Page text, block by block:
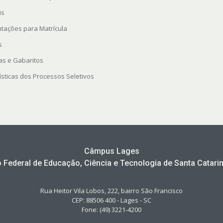
para Matrícula
e Gabaritos
dos Processos Seletivos
Câmpus Lages
Federal de Educação, Ciência e Tecnologia de Santa
Rua Heitor Vila Lobos, 222, bairro São Francisco
CEP: 88506 400 - Lages - SC
Fone: (49) 3221-4200